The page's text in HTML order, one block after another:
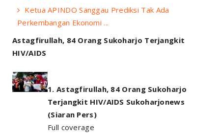
Ketua APINDO Sanggau Prediksi Tak Ada
Perkembangan Ekonomi ...
Astagfirullah, 84 Orang Sukoharjo Terjangkit
HIV/AIDS
Astagfirullah, 84 Orang Sukoharjo
Terjangkit HIV/AIDS Sukoharjonews
(Siaran Pers)
Full coverage